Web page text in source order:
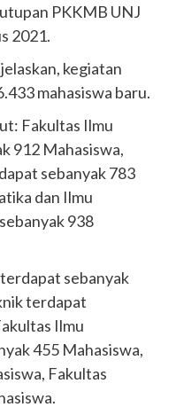
PKKMB UNJ
2021.
kegiatan
mahasiswa baru.
Fakultas Ilmu
912 Mahasiswa,
sebanyak 783
dan Ilmu
938
sebanyak
terdapat
Ilmu
455 Mahasiswa,
Fakultas